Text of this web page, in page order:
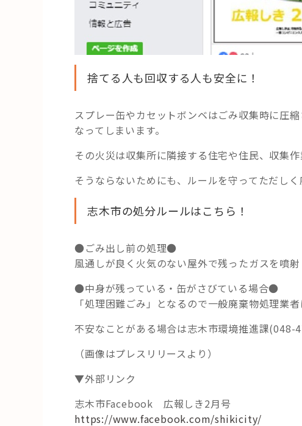
捨てる人も回収する人も安全に！
スプレー缶やカセットボンベはごみ収集時に圧
なってしまいます。
その火災は収集所に隣接する住宅や住民、収集
そうならないためにも、ルールを守ってただしく
志木市の処分ルールはこちら！
●ごみ出し前の処理●
風通しが良く火気のない屋外で残ったガスを噴
●中身が残っている・缶がさびている場合●
「処理困難ごみ」となるので一般廃棄物処理業
不安なことがある場合は志木市環境推進課
（画像はプレスリリースより）
▼外部リンク
志木市Facebook 広報しき2月号
https://www.facebook.com/shikicity/